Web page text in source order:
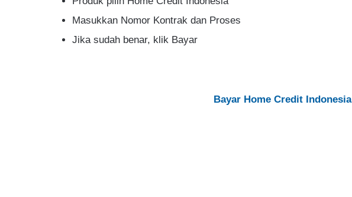
Masukkan Nomor Kontrak dan Proses
Jika sudah benar, klik Bayar
Bayar Home Credit Indonesia